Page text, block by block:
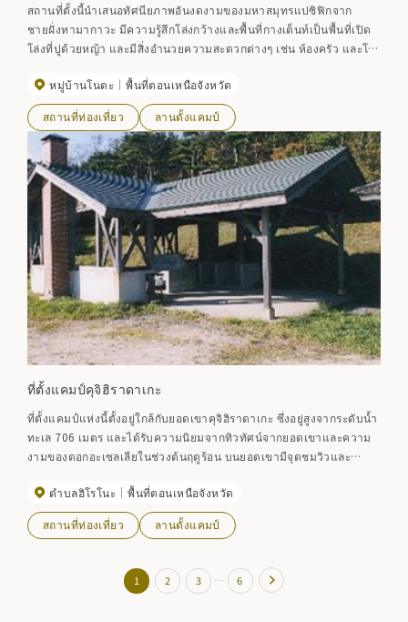
สถานที่ตั้งนี้นำเสนอทัศนียภาพอันงดงามของมหาสมุทรแปซิฟิกจาก
ชายฝั่งทามากาวะ มีความรู้สึกโล่งกว้างและพื้นที่กางเต็นท์เป็นพื้นที่เปิด
โล่งที่ปูด้วยหญ้า และมีสิ่งอำนวยความสะดวกต่างๆ เช่น ห้องครัว และโถ
หมู่บ้านโนดะ
พื้นที่ตอนเหนือจังหวัด
สถานที่ท่องเที่ยว ลานตั้งแคมป์
ที่ตั้งแคมป์คุจิฮิราดาเกะ
ที่ตั้งแคมป์แห่งนี้ตั้งอยู่ใกล้กับยอดเขาคุจิฮิราดาเกะ ซึ่งอยู่สูงจากระดับน้ำ
ทะเล 706 เมตร และได้รับความนิยมจากทิวทัศน์จากยอดเขาและความ
งามของดอกอะเซลเลียในช่วงต้นฤดูร้อน บนยอดเขามีจุดชมวิวและ
งดงามมาก คุณยังสามารถเพลิดเพลินกับไฟอิซาริที่จุดไฟในความมืดมิด
ยามค่ำคืนได้อีกด้วย ทั้งนี้ขึ้นอยู่กับฤดูกาล ห้องครัว ห้องน้ำ ที่พักพิง โต๊ะ
กลางแจ้งพร้อมใช้งาน
ตำบลฮิโรโนะ พื้นที่ตอนเหนือจังหวัด
สถานที่ท่องเที่ยว ลานตั้งแคมป์
1 2 3 … 6